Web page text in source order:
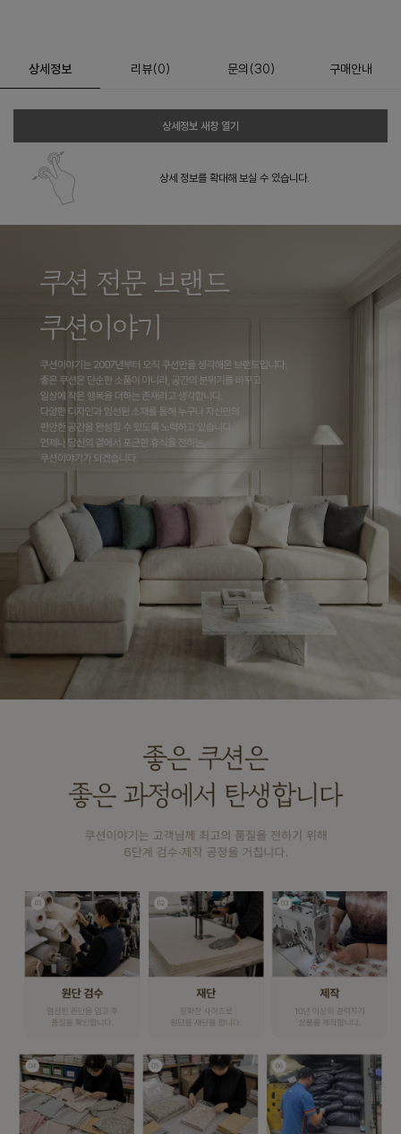
상세정보 리뷰(0) 문의 (30) 구매안내
상세정보 새창 열기
상세 정보를 확대해 보실 수 있습니다.